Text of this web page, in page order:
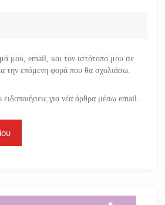
μου, email, και τον ιστότοπο μου σε
την επόμενη φορά που θα σχολιάσω.
για νέα άρθρα μέσω email.